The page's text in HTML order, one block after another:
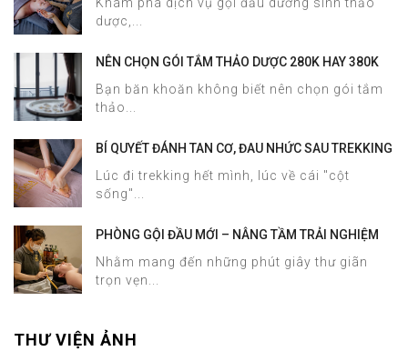
dược,...
NÊN CHỌN GÓI TẮM THẢO DƯỢC 280K HAY 380K
Bạn băn khoăn không biết nên chọn gói tắm
thảo...
BÍ QUYẾT ĐÁNH TAN CƠ, ĐAU NHỨC SAU TREKKING
MASSAGE
Lúc đi trekking hết mình, lúc về cái "cột
sống"...
PHÒNG GỘI ĐẦU MỚI – NÂNG TẦM TRẢI NGHIỆM
DƯỠNG SINH TẠI HALOSA SPA & MASSAGE
Nhằm mang đến những phút giây thư giãn
trọn vẹn...
THƯ VIỆN ẢNH